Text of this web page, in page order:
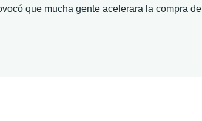
que mucha gente acelerara la compra de